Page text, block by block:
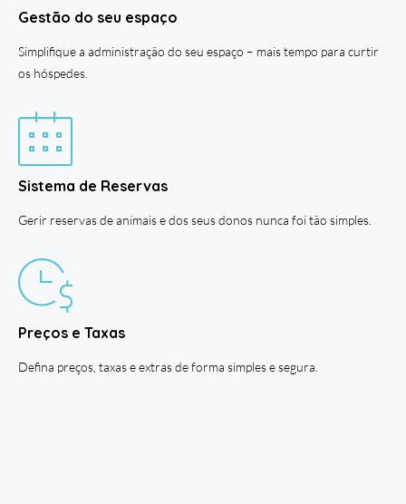
Gestão do seu espaço
Simplifique a administração do seu espaço – mais tempo para curtir
os hóspedes.
Sistema de Reservas
Gerir reservas de animais e dos seus donos nunca foi tão simples.
Preços e Taxas
Defina preços, taxas e extras de forma simples e segura.